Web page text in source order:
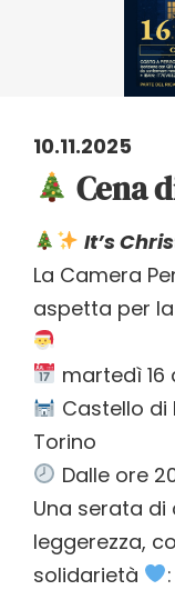
10.11.2025
Cena
It’s
La Camera
aspetta per
martedì 16
Castello di
Torino
Dalle ore
Una serata di
leggerezza,
solidarietà